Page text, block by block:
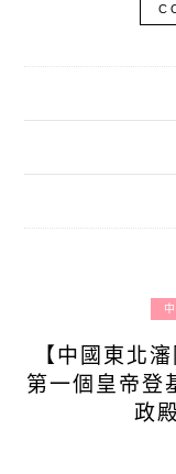
【中國東北
第一個皇帝登
政